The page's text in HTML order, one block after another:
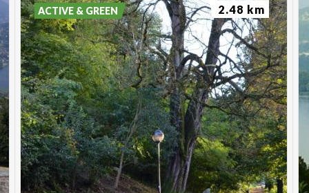
ACTIVE & GREEN 2.48 km